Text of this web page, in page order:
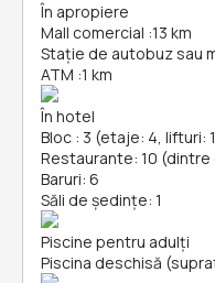
În apropiere
Mall comercial :13 km
Stație de autobuz sau
ATM :1 km
În hotel
Bloc : 3 (etaje: 4, lifturi:
Restaurante: 10
Baruri: 6
Săli de ședințe: 1
Piscine pentru adulți
Piscina deschisă